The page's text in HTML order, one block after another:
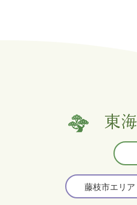
藤枝市エリア